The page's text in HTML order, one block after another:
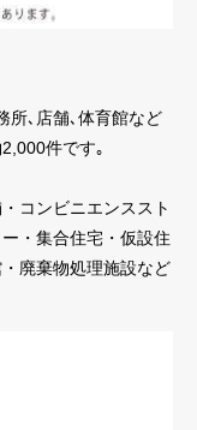
所､店舗､体育館など
件です｡
コンビニエンススト
・集合住宅・仮設住
廃棄物処理施設など